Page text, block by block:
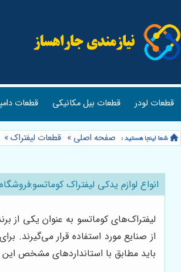
قطعات لودر قطعات بیل مکانیکی قطعات
صفحه اصلی » قطعات لیفتراک»
انواع لوازم یدکی لیفتراک
لیفتراک‌های کوماتسو به عنوان یکی از
از صنایع مورد استفاده قرار می‌گیرند.
باید مطابق با استانداردهای مشخص این